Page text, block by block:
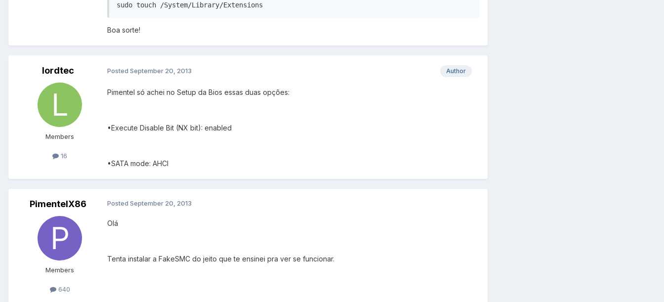
sudo touch /System/Library/Extensions
Boa sorte!
lordtec
Members
16
Author
Posted September 20, 2013
Pimentel só achei no Setup da Bios essas duas opções:
•Execute Disable Bit (NX bit): enabled
•SATA mode: AHCI
PimentelX86
Members
640
Posted September 20, 2013
Olá
Tenta instalar a FakeSMC do jeito que te ensinei pra ver se funcionar.